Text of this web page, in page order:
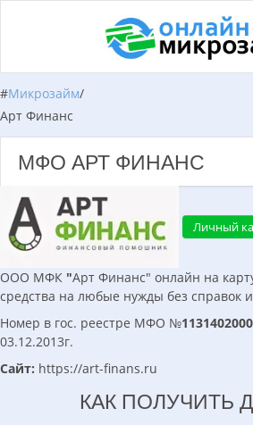
#Микрозайм/
Арт Финанс
МФО АРТ ФИНАНС
Личный
ООО МФК "Арт Финанс" онлайн на
средства на любые нужды без справок
Номер в гос. реестре МФО №
03.12.2013г.
Сайт: https://art-finans.ru
КАК ПОЛУЧИТЬ